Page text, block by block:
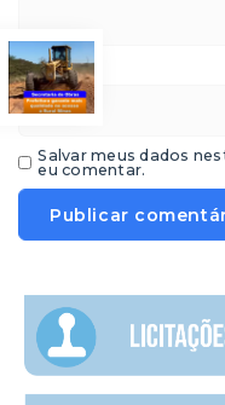
E-mail*
Salvar meus dados
eu comentar.